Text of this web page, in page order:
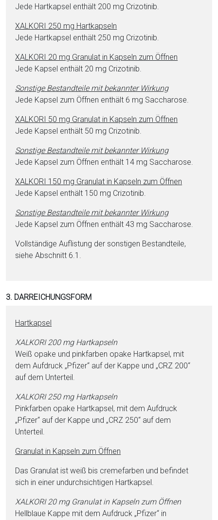
Jede Hartkapsel enthält 200 mg Cri­zo­ti­nib.
XALKORI 250 mg Hartkapseln
Jede Hartkapsel enthält 250 mg Cri­zo­ti­nib.
XALKORI 20 mg Granulat in Kapseln zum Öffnen
Jede Kapsel enthält 20 mg Cri­zo­ti­nib.
Sonstige Be­stand­tei­le mit bekannter Wirkung
Jede Kapsel zum Öffnen enthält 6 mg Sac­cha­ro­se.
XALKORI 50 mg Granulat in Kapseln zum Öffnen
Jede Kapsel enthält 50 mg Cri­zo­ti­nib.
Sonstige Be­stand­tei­le mit bekannter Wirkung
Jede Kapsel zum Öffnen enthält 14 mg Sac­cha­ro­se.
XALKORI 150 mg Granulat in Kapseln zum Öffnen
Jede Kapsel enthält 150 mg Cri­zo­ti­nib.
Sonstige Be­stand­tei­le mit bekannter Wirkung
Jede Kapsel zum Öffnen enthält 43 mg Sac­cha­ro­se.
Vollständige Auflistung der sonstigen Be­stand­tei­le,
siehe Abschnitt 6.1.
3. DARREICHUNGSFORM
Hartkapsel
XALKORI 200 mg Hartkapseln
Weiß opake und pinkfarben opake Hartkapsel, mit
dem Aufdruck „Pfizer“ auf der Kappe und „CRZ 200“
auf dem Unterteil.
XALKORI 250 mg Hartkapseln
Pinkfarben opake Hartkapsel, mit dem Aufdruck
„Pfizer“ auf der Kappe und „CRZ 250“ auf dem
Unterteil.
Granulat in Kapseln zum Öffnen
Das Granulat ist weiß bis cremefarben und befindet
sich in ei­ner undurchsichtigen Hartkapsel.
XALKORI 20 mg Granulat in Kapseln zum Öffnen
Hellblaue Kappe mit dem Aufdruck „Pfizer“ in